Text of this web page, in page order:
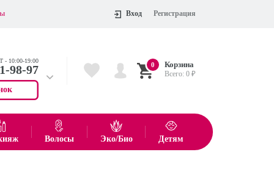
Вход Регистрация
- 10:00-19:00
98-97
55-75
0 Корзина
Всего:0 ₽
показать все товары
Волосы Эко/Био Детям